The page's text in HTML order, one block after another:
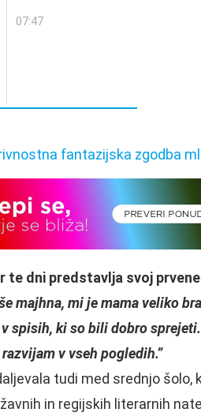
07:47
te dni predstavlja svoj
majhna, mi je mama veliko
spisih, ki so bili dobro
v vseh pogledih.”
tudi med srednjo šolo,
in regijskih literarnih